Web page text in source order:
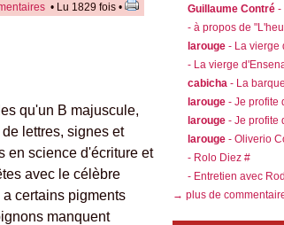
• Lu 1829 fois •
qu'un B majuscule,
lettres, signes et
en science d'écriture et
avec le célèbre
certains pigments
manquent
Guillaume Contré -
- à propos de
larouge - La vierge
- La vierge
cabicha - La
larouge - Je profite
larouge - Je profite
larouge - Oliverio
- Rolo Diez #
- Entretien avec
→ plus de